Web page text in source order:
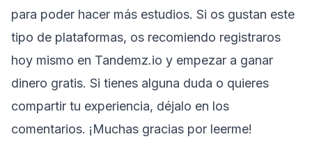
para poder hacer más estudios. Si os gustan este
tipo de plataformas, os recomiendo registraros
hoy mismo en Tandemz.io y empezar a ganar
dinero gratis. Si tienes alguna duda o quieres
compartir tu experiencia, déjalo en los
comentarios. ¡Muchas gracias por leerme!